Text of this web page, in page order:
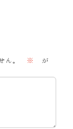
ん。 ※
が